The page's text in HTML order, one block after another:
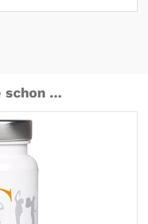
schon ...